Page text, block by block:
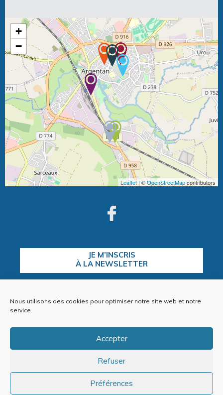
Nous utilisons des cookies pour optimiser notre site web et notre
service.
Accepter
Refuser
Préférences
+
−
Leaflet| ©OpenStreetMapcontributors
JE M’INSCRIS
À LA NEWSLETTER
Plan du site
Politique de cookies (EU)